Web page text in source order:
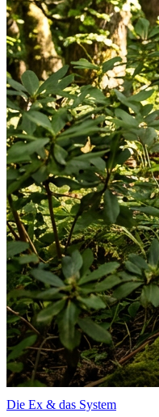
Die Ex & das System